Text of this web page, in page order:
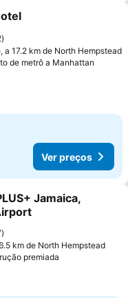
aos favoritos
a 17.2 km de North Hempstead
de metrô a Manhattan
Ver preços
aos favoritos
Jamaica,
km de North Hempstead
premiada